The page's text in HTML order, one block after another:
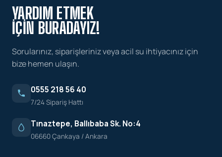
YARDIM ETMEK
İÇIN BURADAYIZ!
Sorularınız, siparişleriniz veya acil su ihtiyacınız için
bize hemen ulaşın.
0555 218 56 40
7/24 Sipariş Hattı
Tınaztepe, Ballıbaba Sk. No:4
06660 Çankaya / Ankara